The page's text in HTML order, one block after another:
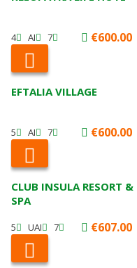
4 AI 7 €600.00
EFTALIA VILLAGE
5 AI 7 €600.00
CLUB INSULA RESORT &
SPA
5 UAI 7 €607.00